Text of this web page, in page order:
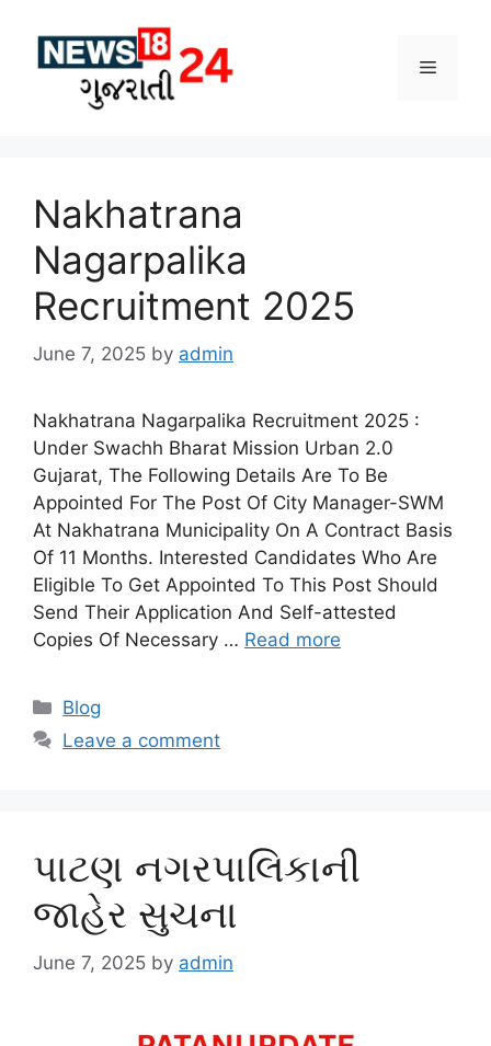
content
Menu
Nakhatrana
Nagarpalika
Recruitment 2025
June 7, 2025 by admin
Nakhatrana Nagarpalika Recruitment 2025 :
Under Swachh Bharat Mission Urban 2.0
Gujarat, The Following Details Are To Be
Appointed For The Post Of City Manager-SWM
At Nakhatrana Municipality On A Contract Basis
Of 11 Months. Interested Candidates Who Are
Eligible To Get Appointed To This Post Should
Send Their Application And Self-attested
Copies Of Necessary … Read more
Categories
Blog
Leave a comment
પાટણ નગરપાલિકાની
જાહેર સુચના
June 7, 2025 by admin